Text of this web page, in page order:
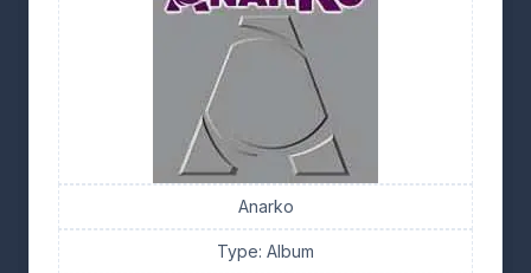
Anarko
Type: Album